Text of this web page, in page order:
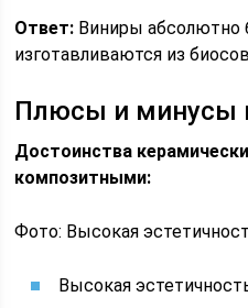
Ответ: Виниры абсолютно
изготавливаются из
Плюсы и минусы
Достоинства
композитными:
Фото: Высокая
Высокая